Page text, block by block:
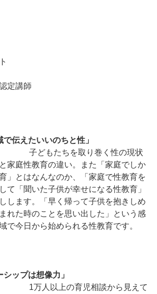
定講師
で伝えたいいのちと性」
子どもたちを取り巻く性の現状
家庭性教育の違い。また「家庭でしか
」とはなんなのか、「家庭で性教育を
て「聞いた子供が幸せになる性教育」
します。「早く帰って子供を抱きしめ
れた時のことを思い出した」という感
で今日から始められる性教育です。
シップは想像力」
1万人以上の育児相談から見えて